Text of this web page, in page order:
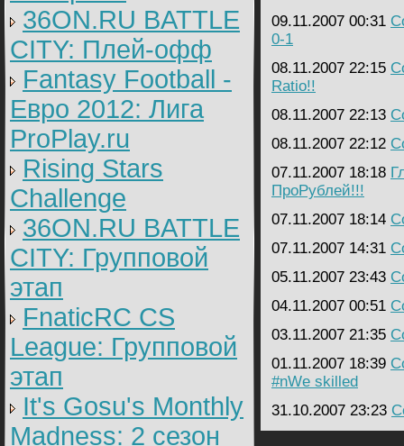
36ON.RU BATTLE
CITY: Плей-офф
Fantasy Football -
Евро 2012: Лига
ProPlay.ru
Rising Stars
Challenge
36ON.RU BATTLE
CITY: Групповой
этап
FnaticRC CS
League: Групповой
этап
It's Gosu's Monthly
Madness: 2 сезон
09.11.2007 00:31
0-1
08.11.2007 22:15
Ratio!!
08.11.2007 22:13
08.11.2007 22:12
07.11.2007 18:18
ПроРублей!!!
07.11.2007 18:14
07.11.2007 14:31
05.11.2007 23:43
04.11.2007 00:51
03.11.2007 21:35
01.11.2007 18:39
#nWe skilled
31.10.2007 23:23